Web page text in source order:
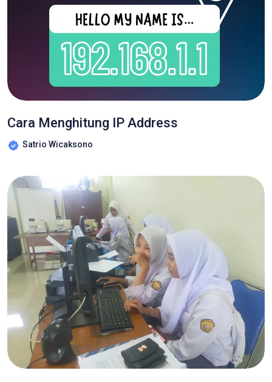
Cara Menghitung IP Address
Satrio Wicaksono